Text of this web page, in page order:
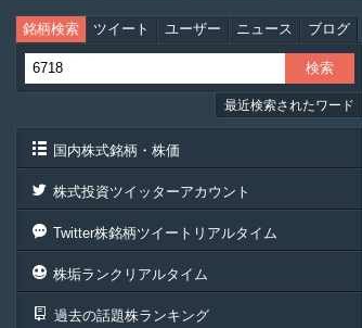
銘柄検索 ツイート ユーザー ニュース ブログ
最近検索されたワード
国内株式銘柄・株価
株式投資ツイッターアカウント
Twitter株銘柄ツイートリアルタイム
株垢ランクリアルタイム
過去の話題株ランキング